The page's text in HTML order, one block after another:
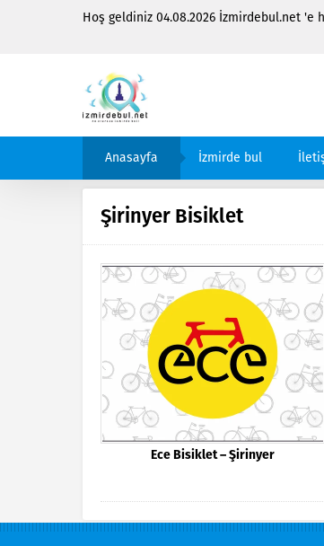
Hoş geldiniz 04.08.2026 İzmirdebul.net 'e
Anasayfa İzmirde bul
Şirinyer Bisiklet
Ece Bisiklet – Şirinyer